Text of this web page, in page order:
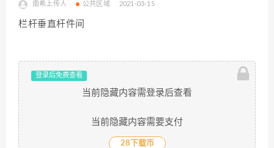
南希上传人 公共区域 2021-03-15
栏杆垂直杆件间
登录后免费查看
当前隐藏内容需登录后查看
当前隐藏内容需要支付
28下载币